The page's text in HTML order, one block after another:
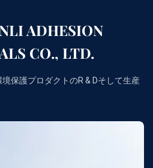
ADHESION
CO., LTD.
保護プロダクトのR & Dそして生産